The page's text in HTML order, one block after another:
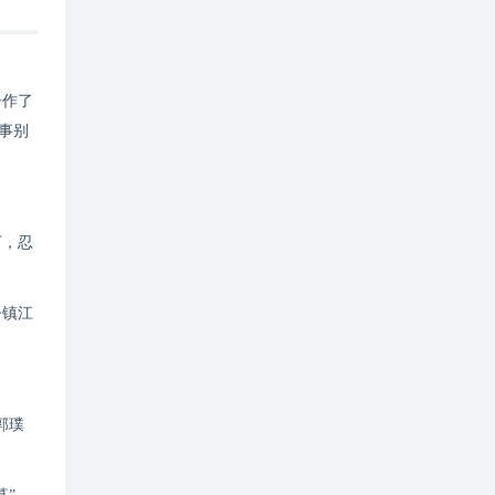
了
别
忍
江
璞